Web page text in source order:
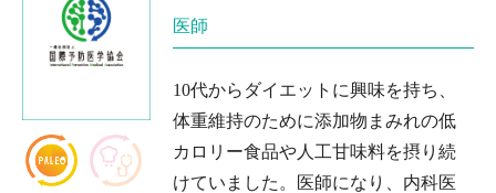
医師
10代からダイエットに興味を持ち、
体重維持のために添加物まみれの低
カロリー食品や人工甘味料を摂り続
けていました。医師になり、内科医